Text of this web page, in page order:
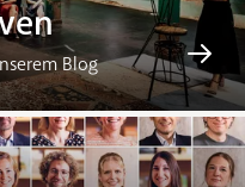
Blog